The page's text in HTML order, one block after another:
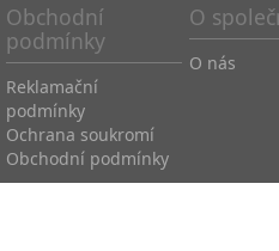
Obchodní
podmínky
Reklamační
podmínky
Ochrana soukromí
Obchodní podmínky
O
O nás